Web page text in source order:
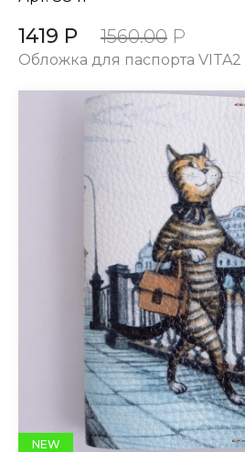
1419 Р 1560.00 Р
Обложка для паспорта VITA2
NEW